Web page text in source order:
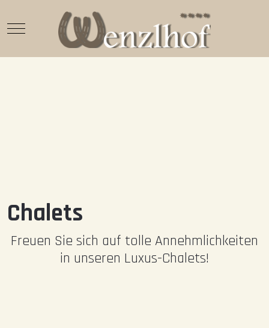
Mobile Menu Toggle
Chalets
Freuen Sie sich auf tolle Annehmlichkeiten
in unseren Luxus-Chalets!